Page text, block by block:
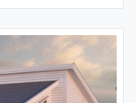
för vuxna och en där
består av ett
badrum samt ett
som